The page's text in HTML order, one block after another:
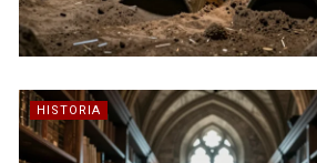
HISTORIA